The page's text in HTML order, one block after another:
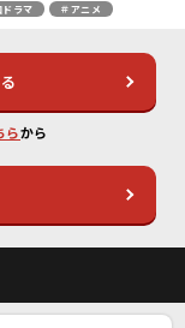
ドラマ ＃アニメ
らから